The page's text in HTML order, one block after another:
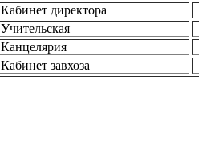
Кабинет директора
Учительская
Канцелярия
Кабинет завхоза